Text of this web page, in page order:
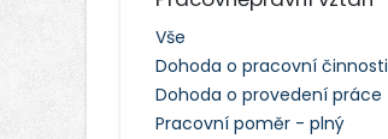
Vše
Dohoda o pracovní činnosti
Dohoda o provedení práce
Pracovní poměr - plný